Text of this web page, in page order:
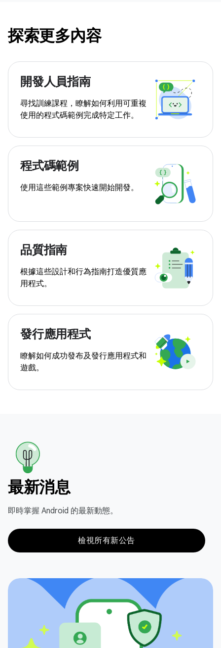
探索更多內容
開發人員指南
尋找訓練課程，瞭解如何利用可重複
使用的程式碼範例完成特定工作。
程式碼範例
使用這些範例專案快速開始開發。
品質指南
根據這些設計和行為指南打造優質應
用程式。
發行應用程式
瞭解如何成功發布及發行應用程式和
遊戲。
最新消息
即時掌握 Android 的最新動態。
檢視所有新公告